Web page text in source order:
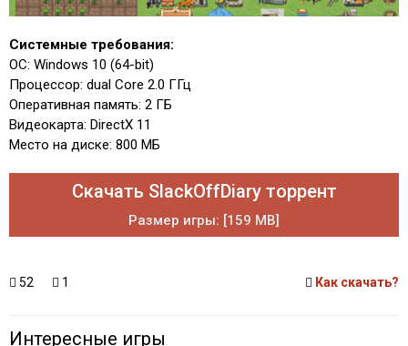
Системные требования:
ОС: Windows 10 (64-bit)
Процессор: dual Core 2.0 ГГц
Оперативная память: 2 ГБ
Видеокарта: DirectX 11
Место на диске: 800 МБ
Скачать SlackOffDiary торрент
Размер игры: [159 MB]
52 1 Как скачать?
Интересные игры